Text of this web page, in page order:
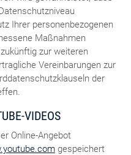
Ihrer personenbezogenen
Maßnahmen
zur weiteren
Vereinbarungen zur
der
VIDEOS
Online-Angebot
gespeichert